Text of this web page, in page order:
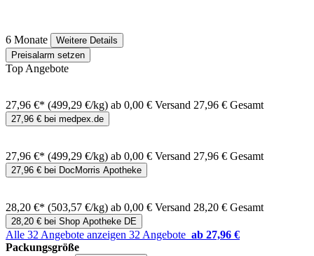
6 Monate
Weitere Details
Preisalarm setzen
Top Angebote
27,96 €* (499,29 €/kg) ab 0,00 € Versand 27,96 € Gesamt
27,96 € bei medpex.de
27,96 €* (499,29 €/kg) ab 0,00 € Versand 27,96 € Gesamt
27,96 € bei DocMorris Apotheke
28,20 €* (503,57 €/kg) ab 0,00 € Versand 28,20 € Gesamt
28,20 € bei Shop Apotheke DE
Alle 32 Angebote anzeigen 32 Angebote ab 27,96 €
Packungsgröße